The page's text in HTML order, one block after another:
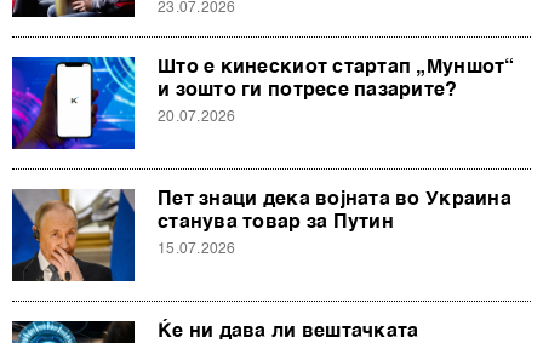
23.07.2026
Што е кинескиот стартап „Муншот“
и зошто ги потресе пазарите?
20.07.2026
Пет знаци дека војната во Украина
станува товар за Путин
15.07.2026
Ќе ни дава ли вештачката